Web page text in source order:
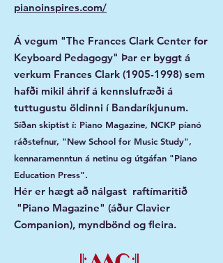
pianoinspires.com/
Á vegum "The Frances Clark Center for
Keyboard Pedagogy" Þar er byggt á
verkum Frances Clark (1905-1998) sem
hafði mikil áhrif á kennslufræði á
tuttugustu öldinni í Bandaríkjunum.
Síðan skiptist í: Piano Magazine, NCKP píanó
ráðstefnur, "New School for Music Study",
kennaramenntun á netinu og útgáfan "Piano
Education Press".
Hér er hægt að nálgast raftímaritið
"Piano Magazine" (áður Clavier
Companion), myndbönd og fleira.